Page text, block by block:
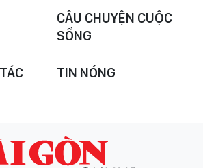
CÂU CHUYỆN CUỘC
SỐNG
TIN NÓNG